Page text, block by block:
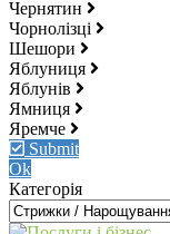
Чернятин
Чорнолізці
Шешори
Яблуниця
Яблунів
Ямниця
Яремче
Submit
Ok
Категорія